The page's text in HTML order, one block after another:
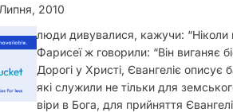
2010
люди дивувалися, кажучи: “Ніколи
Фарисеї ж говорили: “Він виганяє
Дорогі у Христі, Євангеліє описує
які служили не тільки для
віри в Бога, для прийняття